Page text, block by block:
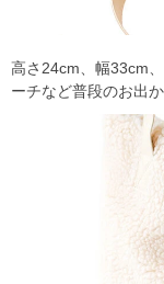
高さ24cm、幅33cm
ーチなど普段のお出